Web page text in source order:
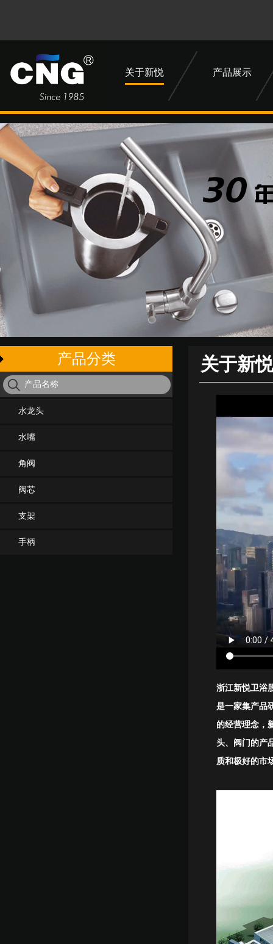
关于新悦 产品展示
产品分类
水龙头
水嘴
角阀
阀芯
支架
手柄
关于新悦
浙江新悦卫浴
是一家集产品
的经营理念，
头、阀门的产
质和极好的市